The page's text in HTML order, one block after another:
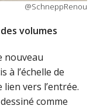
@SchneppRenou
volumes
nouveau
à l’échelle de
vers l’entrée.
comme